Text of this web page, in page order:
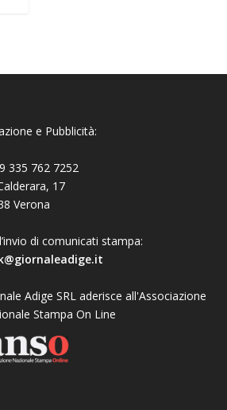
e Pubblicità:
335 762 7252
17
Verona
di comunicati stampa:
Adige SRL aderisce all'Associazione
Stampa On Line